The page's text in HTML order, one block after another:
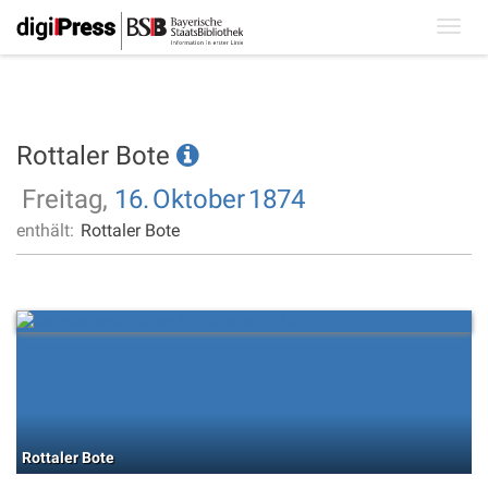
Rottaler Bote
Freitag, 16.Oktober1874
enthält: Rottaler Bote
Rottaler Bote